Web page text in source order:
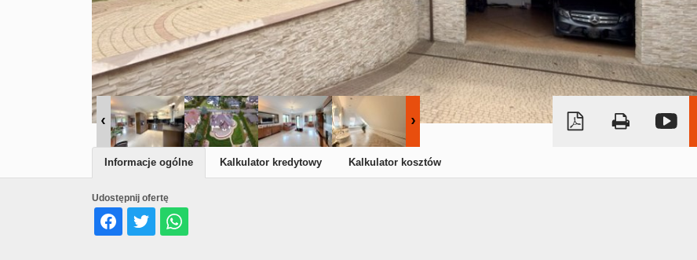
Udostępnij ofertę
Informacje ogólne Kalkulator kredytowy Kalkulator kosztów